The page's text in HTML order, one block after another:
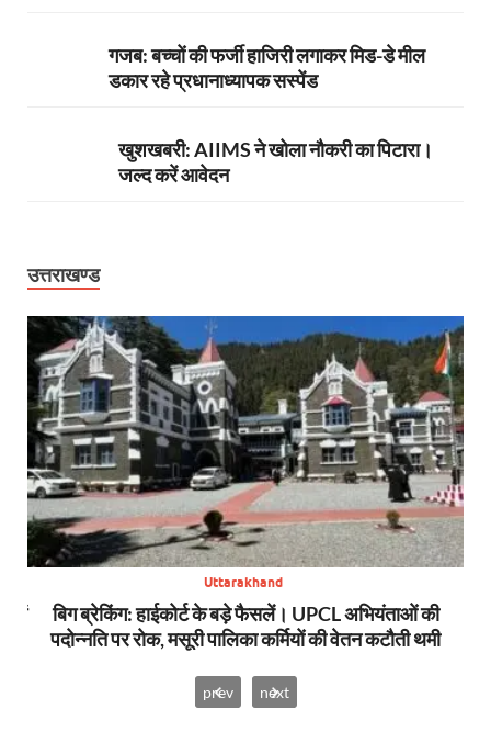
गजब: बच्चों की फर्जी हाजिरी लगाकर मिड-डे मील
डकार रहे प्रधानाध्यापक सस्पेंड
खुशखबरी: AIIMS ने खोला नौकरी का पिटारा।
जल्द करें आवेदन
उत्तराखण्ड
Uttarakhand
बिग ब्रेकिंग: हाईकोर्ट के बड़े फैसलें। UPCL अभियंताओं की
पदोन्नति पर रोक, मसूरी पालिका कर्मियों की वेतन कटौती थमी
prev next